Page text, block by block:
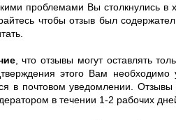
проблемами Вы столкнулись в
чтобы отзыв был
, что отзывы могут оставлять
этого Вам необходимо
в почтовом уведомлении.
в течении 1-2 рабочих